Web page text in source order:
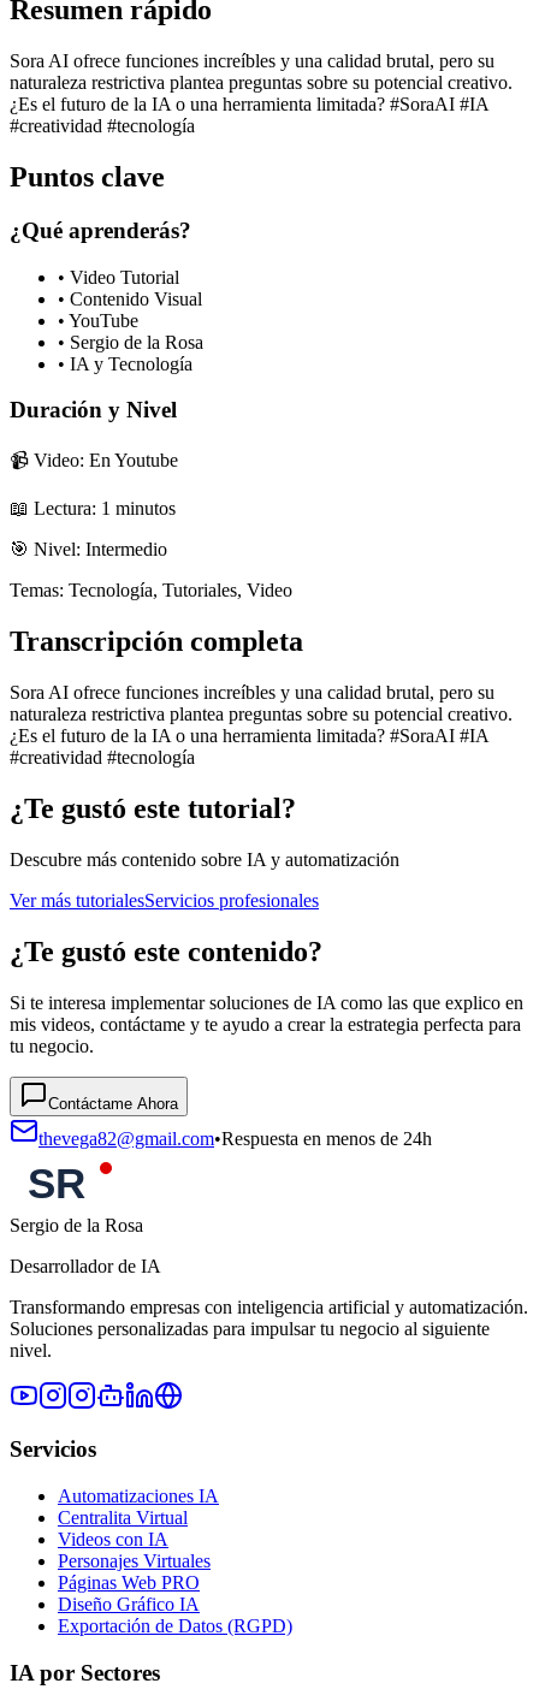
Resumen rápido
Sora AI ofrece funciones increíbles y una calidad brutal, pero su
naturaleza restrictiva plantea preguntas sobre su potencial creativo.
¿Es el futuro de la IA o una herramienta limitada? #SoraAI #IA
#creatividad #tecnología
Puntos clave
¿Qué aprenderás?
• Video Tutorial
• Contenido Visual
• YouTube
• Sergio de la Rosa
• IA y Tecnología
Duración y Nivel
📹 Video: En Youtube
📖 Lectura: 1 minutos
🎯 Nivel: Intermedio
Temas: Tecnología, Tutoriales, Video
Transcripción completa
Sora AI ofrece funciones increíbles y una calidad brutal, pero su
naturaleza restrictiva plantea preguntas sobre su potencial creativo.
¿Es el futuro de la IA o una herramienta limitada? #SoraAI #IA
#creatividad #tecnología
¿Te gustó este tutorial?
Descubre más contenido sobre IA y automatización
Ver más tutorialesServicios profesionales
¿Te gustó este contenido?
Si te interesa implementar soluciones de IA como las que explico en
mis videos, contáctame y te ayudo a crear la estrategia perfecta para
tu negocio.
Contáctame Ahora
thevega82@gmail.com•Respuesta en menos de 24h
Sergio de la Rosa
Desarrollador de IA
Transformando empresas con inteligencia artificial y automatización.
Soluciones personalizadas para impulsar tu negocio al siguiente
nivel.
Servicios
Automatizaciones IA
Centralita Virtual
Videos con IA
Personajes Virtuales
Páginas Web PRO
Diseño Gráfico IA
Exportación de Datos (RGPD)
IA por Sectores